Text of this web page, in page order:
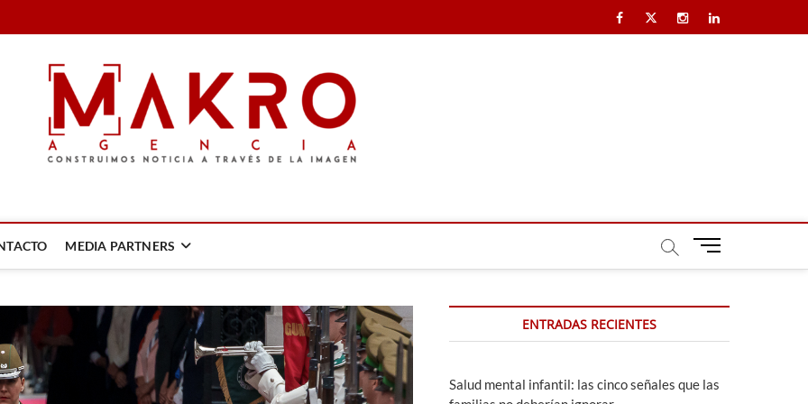
Facebook
X Instagram
LinkedIn
MEDIA PARTNERS
B
ó
d
m
ENTRADAS RECIENTES
Salud mental infantil: las cinco señales que las